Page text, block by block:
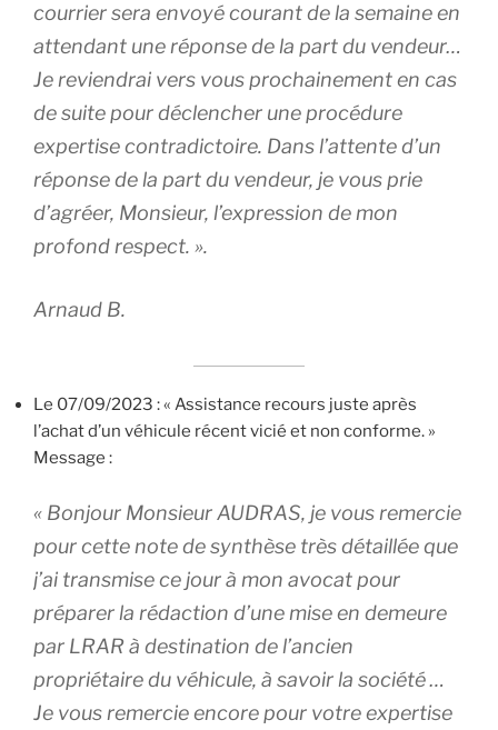
courrier sera envoyé courant de la semaine en
attendant une réponse de la part du vendeur…
Je reviendrai vers vous prochainement en cas
de suite pour déclencher une procédure
expertise contradictoire. Dans l’attente d’un
réponse de la part du vendeur, je vous prie
d’agréer, Monsieur, l’expression de mon
profond respect. ».
Arnaud B.
Le 07/09/2023 : « Assistance recours juste après
l’achat d’un véhicule récent vicié et non conforme. »
Message :
« Bonjour Monsieur AUDRAS, je vous remercie
pour cette note de synthèse très détaillée que
j’ai transmise ce jour à mon avocat pour
préparer la rédaction d’une mise en demeure
par LRAR à destination de l’ancien
propriétaire du véhicule, à savoir la société …
Je vous remercie encore pour votre expertise